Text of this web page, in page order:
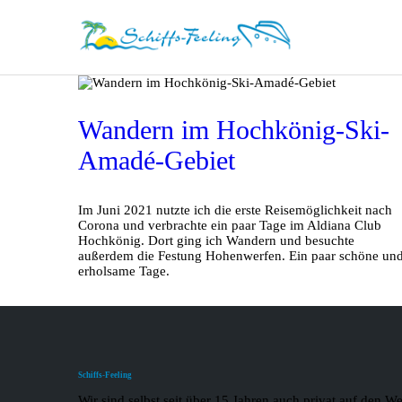
Wandern im Hochkönig-Ski-
Amadé-Gebiet
Im Juni 2021 nutzte ich die erste Reisemöglichkeit nach
Corona und verbrachte ein paar Tage im Aldiana Club
Hochkönig. Dort ging ich Wandern und besuchte
außerdem die Festung Hohenwerfen. Ein paar schöne und
erholsame Tage.
Schiffs-Feeling